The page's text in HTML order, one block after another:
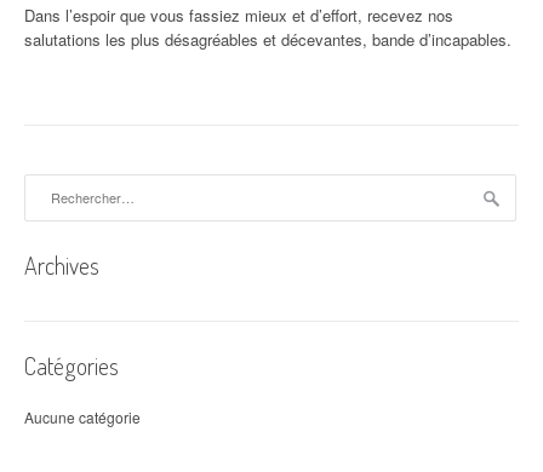
Dans l’espoir que vous fassiez mieux et d’effort, recevez nos
salutations les plus désagréables et décevantes, bande d’incapables.
Archives
Catégories
Aucune catégorie